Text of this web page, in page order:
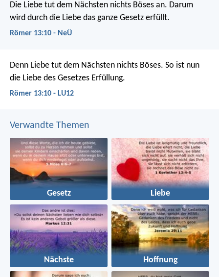
Die Liebe tut dem Nächsten nichts Böses an. Darum
wird durch die Liebe das ganze Gesetz erfüllt.
Römer 13:10 - NeÜ
Denn Liebe tut dem Nächsten nichts Böses. So ist nun
die Liebe des Gesetzes Erfüllung.
Römer 13:10 - LU12
Verwandte Themen
Gesetz Liebe
Nächste Hoffnung